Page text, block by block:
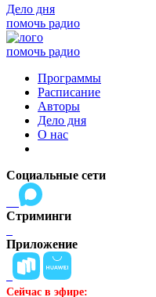
Дело дня
помочь радио
помочь радио
Программы
Расписание
Авторы
Дело дня
О нас
Социальные сети
Стриминги
Приложение
Сейчас в эфире: